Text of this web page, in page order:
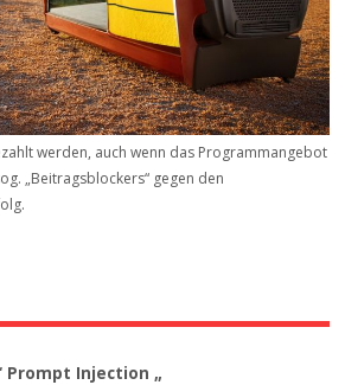
werden, auch wenn das Programmangebot
„Beitrags­blockers“ gegen den
Prompt Injection „